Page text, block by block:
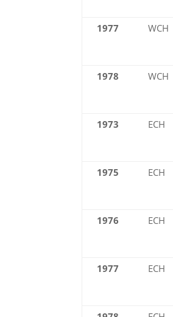
1977 WCH
1978 WCH
1973 ECH
1975 ECH
1976 ECH
1977 ECH